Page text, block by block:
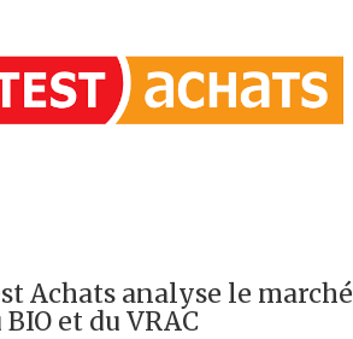
Achats analyse le marché
BIO et du VRAC